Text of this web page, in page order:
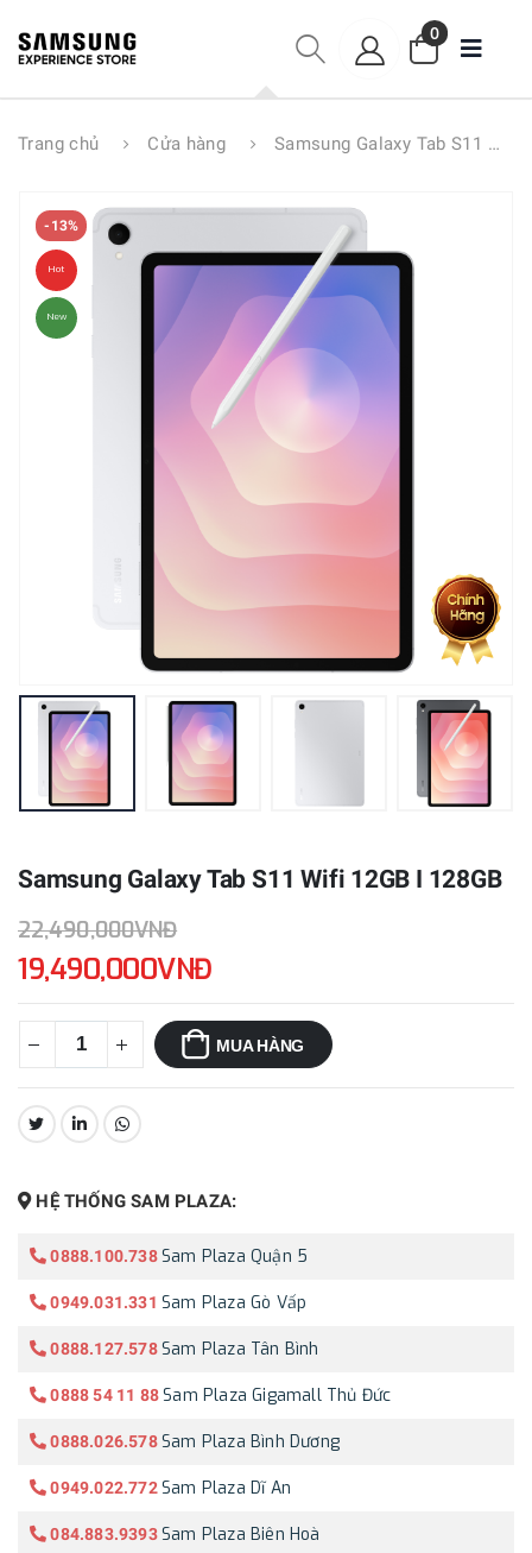
0
Trang chủ Cửa hàng Samsung Galaxy Tab S11 Wifi 12GB I 128GB
-13%
Hot
New
Samsung Galaxy Tab S11 Wifi 12GB I 128GB
22,490,000VNĐ
19,490,000VNĐ
MUA HÀNG
CHIA SẺ:
HỆ THỐNG SAM PLAZA:
0888.100.738 Sam Plaza Quận 5
0949.031.331 Sam Plaza Gò Vấp
0888.127.578 Sam Plaza Tân Bình
0888 54 11 88 Sam Plaza Gigamall Thủ Đức
0888.026.578 Sam Plaza Bình Dương
0949.022.772 Sam Plaza Dĩ An
084.883.9393 Sam Plaza Biên Hoà